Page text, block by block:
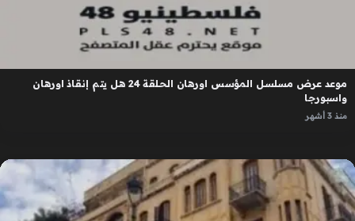
موعد عرض مسلسل المؤسس اورهان الحلقة 24 هل يتم إنقاذ اورهان
واسبورجا
منذ 3 أشهر